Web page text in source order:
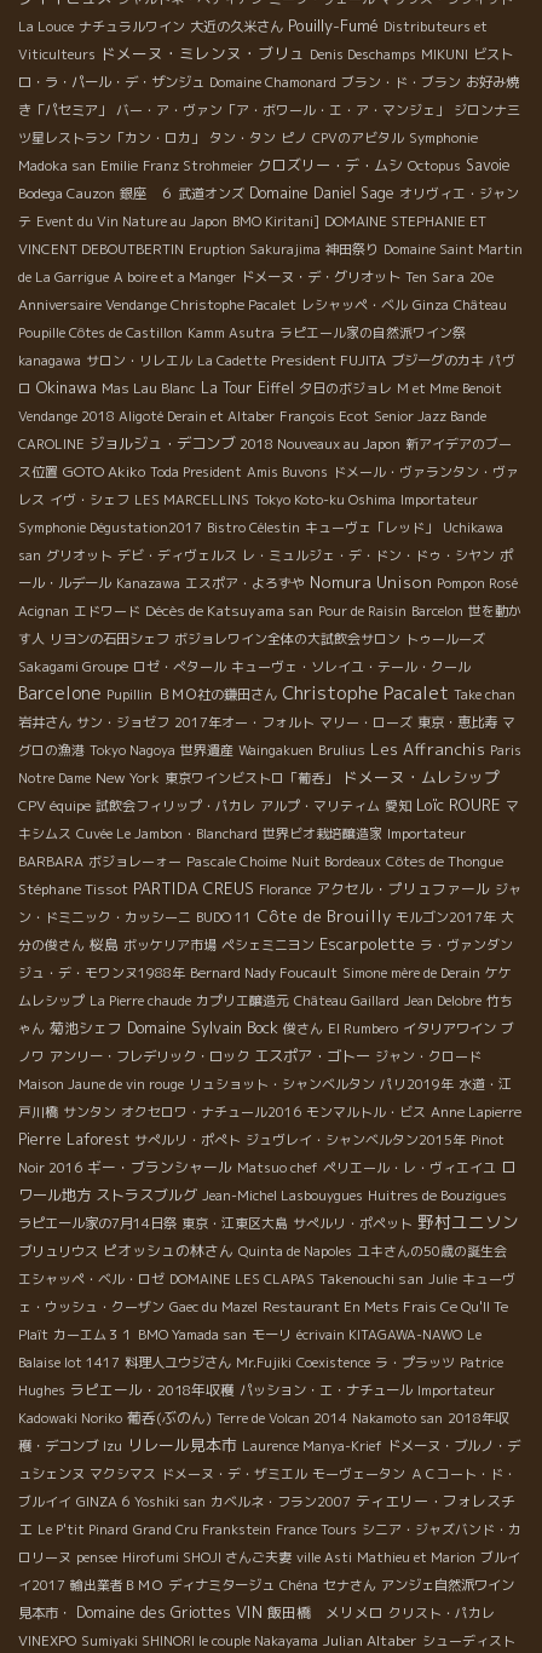
La Louce ナチュラルワイン 大近の久米さん Pouilly-Fumé Distributeurs et
Viticulteurs ドメーヌ・ミレンヌ・ブリュ Denis Deschamps MIKUNI ビスト
ロ・ラ・パール・デ・ザンジュ Domaine Chamonard ブラン・ド・ブラン お好み焼
き「パセミア」
バー・ア・ヴァン「ア・ボワール・エ・ア・マンジェ」
ジロンナ三
ツ星レストラン「カン・ロカ」
タン・タン ピノ CPVのアビタル Symphonie
Madoka san Emilie Franz Strohmeier クロズリー・デ・ムシ Octopus Savoie
Bodega Cauzon 銀座 ６ 武道オンズ Domaine Daniel Sage オリヴィエ・ジャン
テ Event du Vin Nature au Japon BMO Kiritani] DOMAINE STEPHANIE ET
VINCENT DEBOUTBERTIN Eruption Sakurajima 神田祭り Domaine Saint Martin
de La Garrigue A boire et a Manger ドメーヌ・デ・グリオット Ten Sara 20e
Anniversaire Vendange Christophe Pacalet レシャッペ・ベル Ginza Château
Poupille Côtes de Castillon Kamm Asutra ラピエール家の自然派ワイン祭
kanagawa サロン・リレエル La Cadette President FUJITA ブジーグのカキ パヴ
ロ Okinawa Mas Lau Blanc La Tour Eiffel 夕日のボジョレ M et Mme Benoit
Vendange 2018 Aligoté Derain et Altaber François Ecot Senior Jazz Bande
CAROLINE ジョルジュ・デコンブ 2018 Nouveaux au Japon 新アイデアのブー
ス位置 GOTO Akiko Toda President Amis Buvons ドメール・ヴァランタン・ヴァ
レス イヴ・シェフ LES MARCELLINS Tokyo Koto-ku Oshima Importateur
Symphonie Dégustation2017 Bistro Célestin キューヴェ「レッド」
Uchikawa
san グリオット デビ・ディヴェルス レ・ミュルジェ・デ・ドン・ドゥ・シヤン ポ
ール・ルデール Kanazawa エスポア・よろずや Nomura Unison Pompon Rosé
Acignan エドワード Décès de Katsuyama san Pour de Raisin Barcelon 世を動か
す人 リヨンの石田シェフ ボジョレワイン全体の大試飲会サロン トゥールーズ
Sakagami Groupe ロゼ・ぺタール キューヴェ・ソレイユ・テール・クール
Barcelone Pupillin ＢＭＯ社の鎌田さん Christophe Pacalet Take chan
岩井さん サン・ジョゼフ 2017年オー・フォルト マリー・ローズ 東京・恵比寿 マ
グロの漁港 Tokyo Nagoya 世界遺産 Waingakuen Brulius Les Affranchis Paris
Notre Dame New York 東京ワインビストロ「葡呑」 ドメーヌ・ムレシップ
CPV équipe 試飲会フィリップ・パカレ アルプ・マリティム 愛知 Loïc ROURE マ
キシムス Cuvée Le Jambon・Blanchard 世界ビオ栽培醸造家 Importateur
BARBARA ボジョレーォー Pascale Choime Nuit Bordeaux Côtes de Thongue
Stéphane Tissot PARTIDA CREUS Florance アクセル・プリュファール ジャ
ン・ドミニック・カッシーニ BUDO 11 Côte de Brouilly モルゴン2017年 大
分の俊さん 桜島 ボッケリア市場 ペシェミニヨン Escarpolette ラ・ヴァンダン
ジュ・デ・モワンヌ1988年 Bernard Nady Foucault Simone mère de Derain ケケ
ムレシップ La Pierre chaude カプリエ醸造元 Château Gaillard Jean Delobre 竹ち
ゃん 菊池シェフ Domaine Sylvain Bock 俊さん El Rumbero イタリアワイン ブ
ノワ アンリー・フレデリック・ロック エスポア・ゴトー ジャン・クロード
Maison Jaune de vin rouge リュショット・シャンベルタン パリ2019年 水道・江
戸川橋 サンタン オクセロワ・ナチュール2016 モンマルトル・ビス Anne Lapierre
Pierre Laforest サぺルリ・ポぺト ジュヴレイ・シャンベルタン2015年 Pinot
Noir 2016 ギー・ブランシャール Matsuo chef ペリエール・レ・ヴィエイユ ロ
ワール地方 ストラスブルグ Jean-Michel Lasbouygues Huitres de Bouzigues
ラピエール家の7月14日祭 東京・江東区大島 サぺルリ・ポペット 野村ユニソン
ブリュリウス ピオッシュの林さん Quinta de Napoles ユキさんの50歳の誕生会
エシャッペ・ベル・ロゼ DOMAINE LES CLAPAS Takenouchi san Julie キューヴ
ェ・ウッシュ・クーザン Gaec du Mazel Restaurant En Mets Frais Ce Qu'Il Te
Plaît カーエム３１ BMO Yamada san モーリ écrivain KITAGAWA-NAWO Le
Balaise lot 1417 料理人ユウジさん Mr.Fujiki Coexistence ラ・プラッツ Patrice
Hughes ラピエール・2018年収穫 パッション・エ・ナチュール Importateur
Kadowaki Noriko 葡呑(ぶのん) Terre de Volcan 2014 Nakamoto san 2018年収
穫・デコンブ Izu リレール見本市 Laurence Manya-Krief ドメーヌ・ブルノ・デ
ュシェンヌ マクシマス ドメーヌ・デ・ザミエル モーヴェータン ＡＣコート・ド・
ブルイイ GINZA 6 Yoshiki san カベルネ・フラン2007 ティエリー・フォレスチ
エ Le P'tit Pinard Grand Cru Frankstein France Tours シニア・ジャズバンド・カ
ロリーヌ pensee Hirofumi SHOJI さんご夫妻 ville Asti Mathieu et Marion ブルイ
イ2017 輸出業者ＢＭＯ ディナミタージュ Chéna セナさん アンジェ自然派ワイン
見本市・ Domaine des Griottes VIN 飯田橋 メリメロ クリスト・パカレ
VINEXPO Sumiyaki SHINORI le couple Nakayama Julian Altaber シューディスト